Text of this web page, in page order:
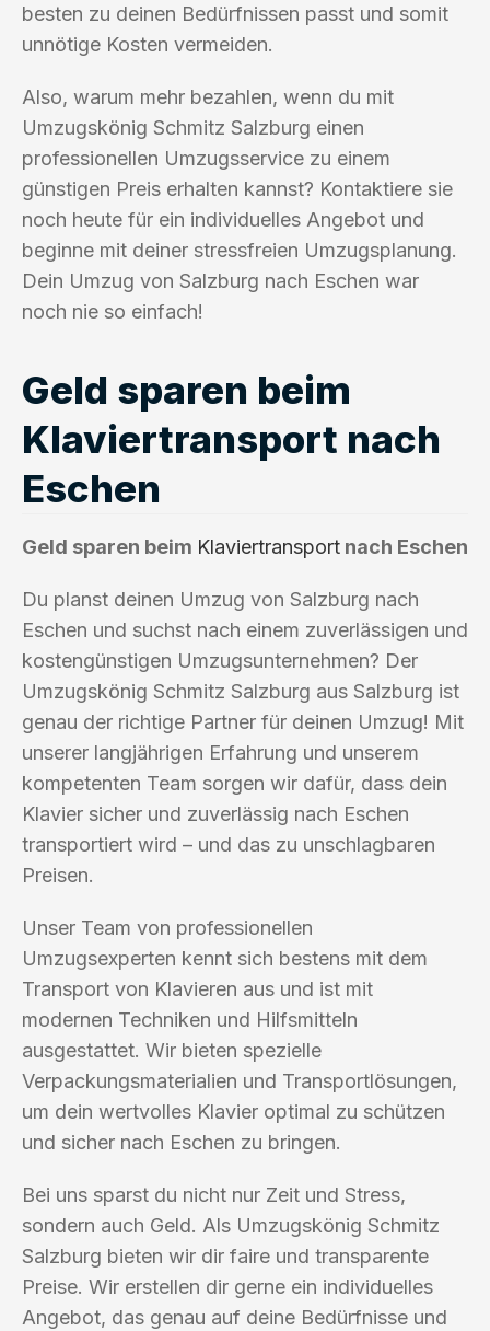
besten zu deinen Bedürfnissen passt und somit
unnötige Kosten vermeiden.
Also, warum mehr bezahlen, wenn du mit
Umzugskönig Schmitz Salzburg einen
professionellen Umzugsservice zu einem
günstigen Preis erhalten kannst? Kontaktiere sie
noch heute für ein individuelles Angebot und
beginne mit deiner stressfreien Umzugsplanung.
Dein Umzug von Salzburg nach Eschen war
noch nie so einfach!
Geld sparen beim
Klaviertransport nach
Eschen
Geld sparen beim Klaviertransport nach Eschen
Du planst deinen Umzug von Salzburg nach
Eschen und suchst nach einem zuverlässigen und
kostengünstigen Umzugsunternehmen? Der
Umzugskönig Schmitz Salzburg aus Salzburg ist
genau der richtige Partner für deinen Umzug! Mit
unserer langjährigen Erfahrung und unserem
kompetenten Team sorgen wir dafür, dass dein
Klavier sicher und zuverlässig nach Eschen
transportiert wird – und das zu unschlagbaren
Preisen.
Unser Team von professionellen
Umzugsexperten kennt sich bestens mit dem
Transport von Klavieren aus und ist mit
modernen Techniken und Hilfsmitteln
ausgestattet. Wir bieten spezielle
Verpackungsmaterialien und Transportlösungen,
um dein wertvolles Klavier optimal zu schützen
und sicher nach Eschen zu bringen.
Bei uns sparst du nicht nur Zeit und Stress,
sondern auch Geld. Als Umzugskönig Schmitz
Salzburg bieten wir dir faire und transparente
Preise. Wir erstellen dir gerne ein individuelles
Angebot, das genau auf deine Bedürfnisse und